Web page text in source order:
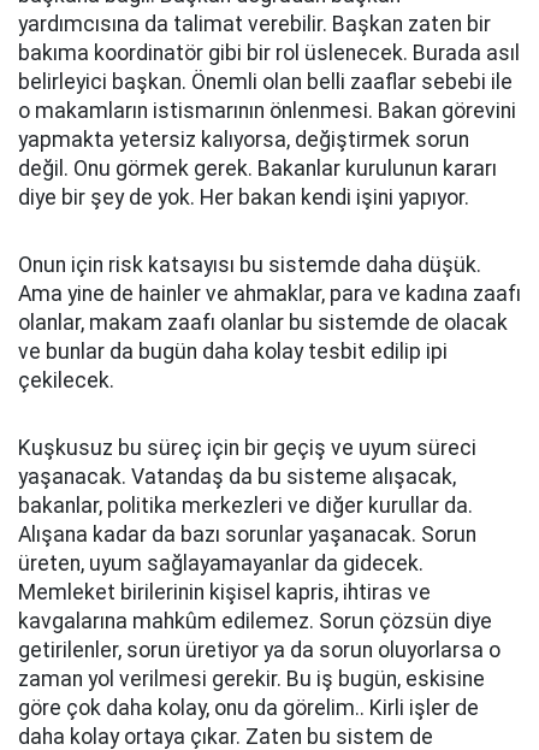
yardımcısına da talimat verebilir. Başkan zaten bir
bakıma koordinatör gibi bir rol üslenecek. Burada asıl
belirleyici başkan. Önemli olan belli zaaflar sebebi ile
o makamların istismarının önlenmesi. Bakan görevini
yapmakta yetersiz kalıyorsa, değiştirmek sorun
değil. Onu görmek gerek. Bakanlar kurulunun kararı
diye bir şey de yok. Her bakan kendi işini yapıyor.
Onun için risk katsayısı bu sistemde daha düşük.
Ama yine de hainler ve ahmaklar, para ve kadına zaafı
olanlar, makam zaafı olanlar bu sistemde de olacak
ve bunlar da bugün daha kolay tesbit edilip ipi
çekilecek.
Kuşkusuz bu süreç için bir geçiş ve uyum süreci
yaşanacak. Vatandaş da bu sisteme alışacak,
bakanlar, politika merkezleri ve diğer kurullar da.
Alışana kadar da bazı sorunlar yaşanacak. Sorun
üreten, uyum sağlayamayanlar da gidecek.
Memleket birilerinin kişisel kapris, ihtiras ve
kavgalarına mahkûm edilemez. Sorun çözsün diye
getirilenler, sorun üretiyor ya da sorun oluyorlarsa o
zaman yol verilmesi gerekir. Bu iş bugün, eskisine
göre çok daha kolay, onu da görelim.. Kirli işler de
daha kolay ortaya çıkar. Zaten bu sistem de